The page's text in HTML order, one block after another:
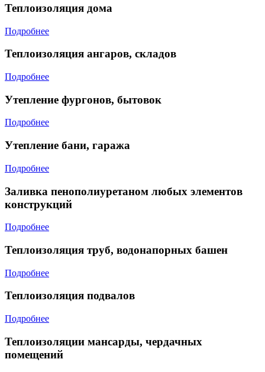
Теплоизоляция дома
Подробнее
Теплоизоляция ангаров, складов
Подробнее
Утепление фургонов, бытовок
Подробнее
Утепление бани, гаража
Подробнее
Заливка пенополиуретаном любых элементов
конструкций
Подробнее
Теплоизоляция труб, водонапорных башен
Подробнее
Теплоизоляция подвалов
Подробнее
Теплоизоляции мансарды, чердачных
помещений